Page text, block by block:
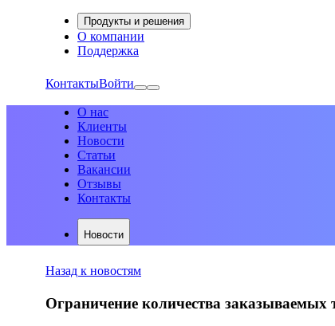
Продукты и решения
О компании
Поддержка
КонтактыВойти
О нас
Клиенты
Новости
Статьи
Вакансии
Отзывы
Контакты
Новости
Назад к новостям
Ограничение количества заказываемых